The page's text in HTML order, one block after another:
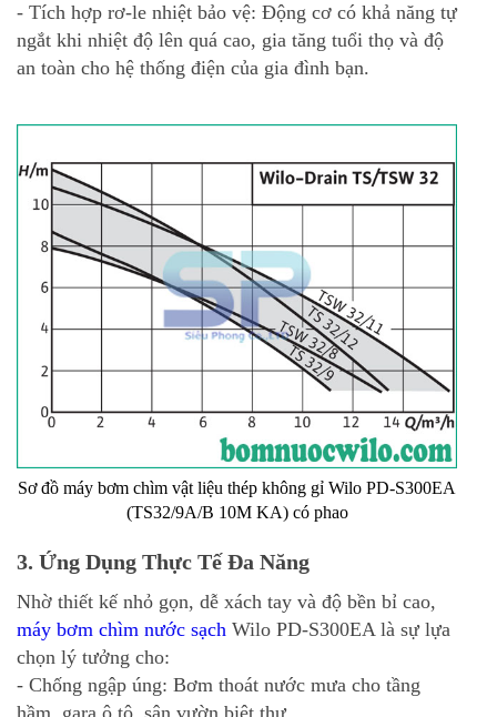
- Tích hợp rơ-le nhiệt bảo vệ: Động cơ có khả năng tự
ngắt khi nhiệt độ lên quá cao, gia tăng tuổi thọ và độ
an toàn cho hệ thống điện của gia đình bạn.
Sơ đồ máy bơm chìm vật liệu thép không gỉ Wilo PD-S300EA
(TS32/9A/B 10M KA) có phao
3. Ứng Dụng Thực Tế Đa Năng
Nhờ thiết kế nhỏ gọn, dễ xách tay và độ bền bỉ cao,
máy bơm chìm nước sạch Wilo PD-S300EAlà sự lựa
chọn lý tưởng cho:
- Chống ngập úng: Bơm thoát nước mưa cho tầng